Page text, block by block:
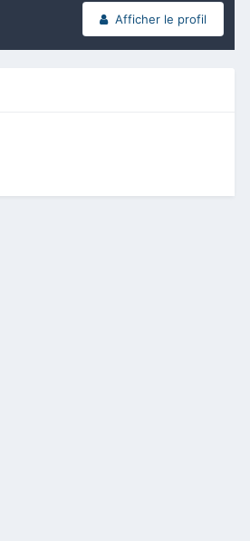
Afficher le profil